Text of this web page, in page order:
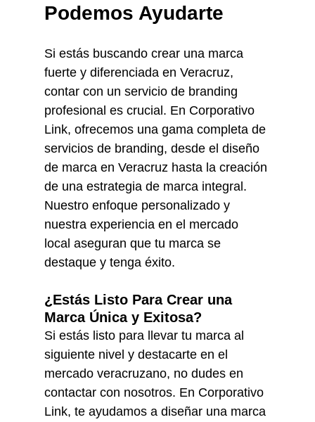
Podemos Ayudarte
Si estás buscando crear una marca
fuerte y diferenciada en Veracruz,
contar con un servicio de branding
profesional es crucial. En Corporativo
Link, ofrecemos una gama completa de
servicios de branding, desde el diseño
de marca en Veracruz hasta la creación
de una estrategia de marca integral.
Nuestro enfoque personalizado y
nuestra experiencia en el mercado
local aseguran que tu marca se
destaque y tenga éxito.
¿Estás Listo Para Crear una
Marca Única y Exitosa?
Si estás listo para llevar tu marca al
siguiente nivel y destacarte en el
mercado veracruzano, no dudes en
contactar con nosotros. En Corporativo
Link, te ayudamos a diseñar una marca